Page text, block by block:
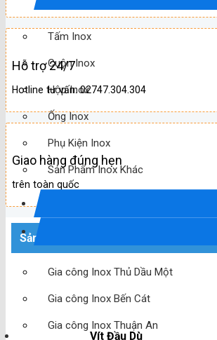
Tấm Inox
Cuộn Inox
Hộp Inox
Ống Inox
Phụ Kiện Inox
Sản Phẩm Inox Khác
Gia công Inox Thủ Dầu Một
Gia công Inox Bến Cát
Gia công Inox Thuận An
Hỗ trợ 24/7
Hotline tư vấn: 02747.304.304
Giao hàng đúng hẹn
trên toàn quốc
Sản phẩm mới
Vít Đầu Dù